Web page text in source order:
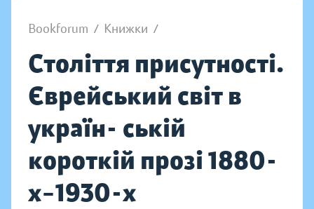
Bookforum / Книжки /
Століття присутності.
Єврейський світ в
україн- ській
короткій прозі 1880-
х–1930-х